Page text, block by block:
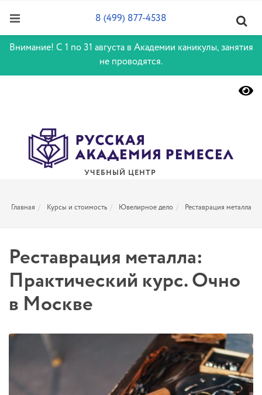
Внимание! С 1 по 31 августа в Академии каникулы, занятия
не проводятся.
УЧЕБНЫЙ ЦЕНТР
8 (499) 877-4538
Главная Курсы и стоимость Ювелирное дело Реставрация металла
Реставрация металла:
Практический курс. Очно
в Москве